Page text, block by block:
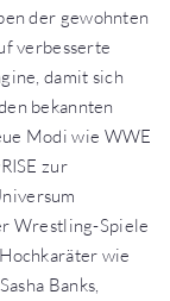
der gewohnten
verbesserte
damit sich
bekannten
Modi wie WWE
zur
Wrestling-Spiele
wie
Banks,